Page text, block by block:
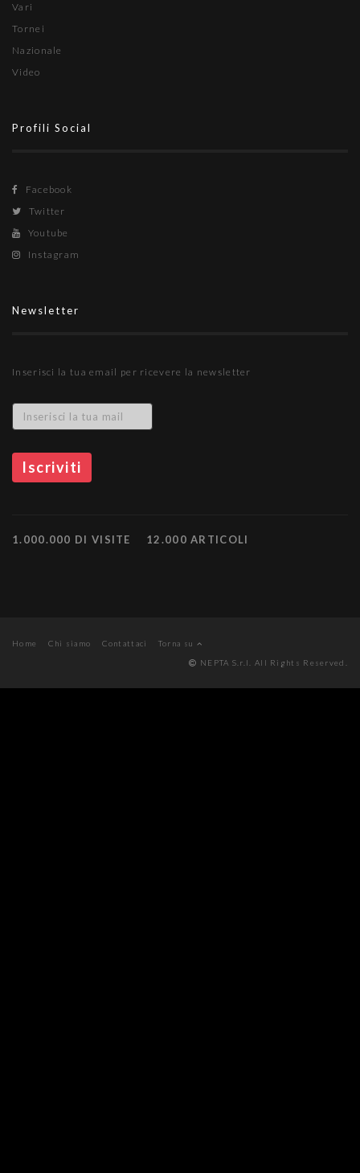
Vari
Tornei
Nazionale
Video
Profili Social
Facebook
Twitter
Youtube
Instagram
Newsletter
Inserisci la tua email per ricevere la newsletter
1.000.000 DI VISITE 12.000 ARTICOLI
Home Chi siamo Contattaci
Torna su
NEPTA S.r.l. All Rights Reserved.